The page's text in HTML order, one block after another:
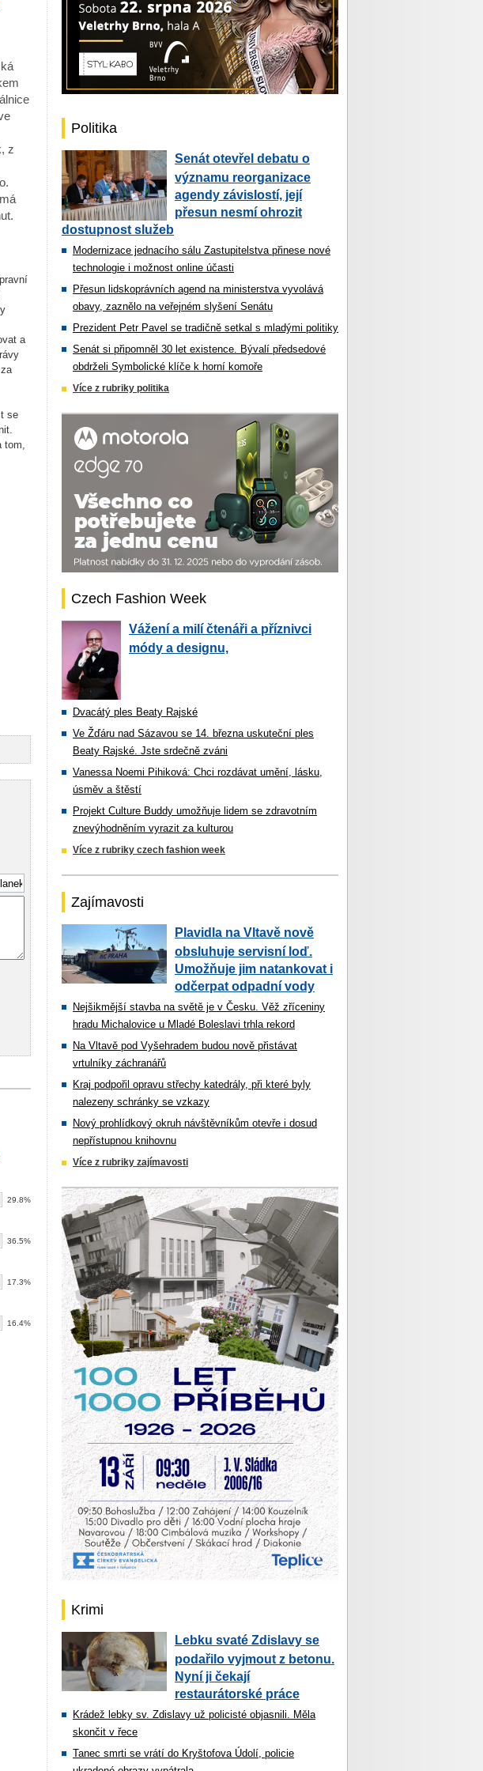
z
a
se
tom,
29.8%
36.5%
17.3%
16.4%
Politika
Senát otevřel debatu o
významu reorganizace
agendy závislostí, její
přesun nesmí ohrozit
dostupnost služeb
Modernizace jednacího sálu Zastupitelstva přinese nové
technologie i možnost online účasti
Přesun lidskoprávních agend na ministerstva vyvolává
obavy, zaznělo na veřejném slyšení Senátu
Prezident Petr Pavel se tradičně setkal s mladými politiky
Senát si připomněl 30 let existence. Bývalí předsedové
obdrželi Symbolické klíče k horní komoře
Více z rubriky politika
Czech Fashion Week
Vážení a milí čtenáři a příznivci
módy a designu,
Dvacátý ples Beaty Rajské
Ve Žďáru nad Sázavou se 14. března uskuteční ples
Beaty Rajské. Jste srdečně zváni
Vanessa Noemi Pihiková: Chci rozdávat umění, lásku,
úsměv a štěstí
Projekt Culture Buddy umožňuje lidem se zdravotním
znevýhodněním vyrazit za kulturou
Více z rubriky czech fashion week
Zajímavosti
Plavidla na Vltavě nově
obsluhuje servisní loď.
Umožňuje jim natankovat i
odčerpat odpadní vody
Nejšikmější stavba na světě je v Česku. Věž zříceniny
hradu Michalovice u Mladé Boleslavi trhla rekord
Na Vltavě pod Vyšehradem budou nově přistávat
vrtulníky záchranářů
Kraj podpořil opravu střechy katedrály, při které byly
nalezeny schránky se vzkazy
Nový prohlídkový okruh návštěvníkům otevře i dosud
nepřístupnou knihovnu
Více z rubriky zajímavosti
Krimi
Lebku svaté Zdislavy se
podařilo vyjmout z betonu.
Nyní ji čekají
restaurátorské práce
Krádež lebky sv. Zdislavy už policisté objasnili. Měla
skončit v řece
Tanec smrti se vrátí do Kryštofova Údolí, policie